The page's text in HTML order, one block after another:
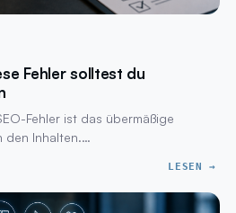
Fehler solltest du
Fehler ist das übermäßige
den Inhalten.…
LESEN →